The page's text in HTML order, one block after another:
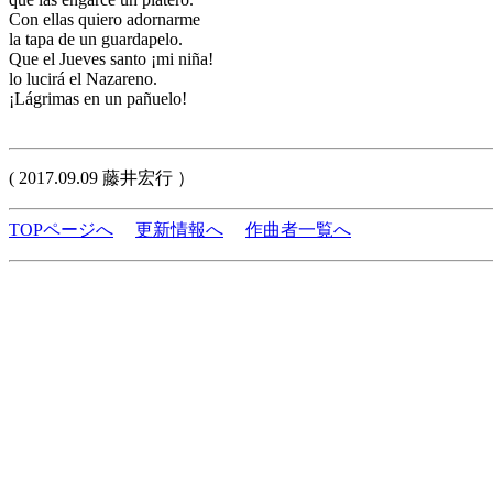
Con ellas quiero adornarme
la tapa de un guardapelo.
Que el Jueves santo ¡mi niña!
lo lucirá el Nazareno.
¡Lágrimas en un pañuelo!
( 2017.09.09 藤井宏行 ）
TOPページへ 更新情報へ 作曲者一覧へ